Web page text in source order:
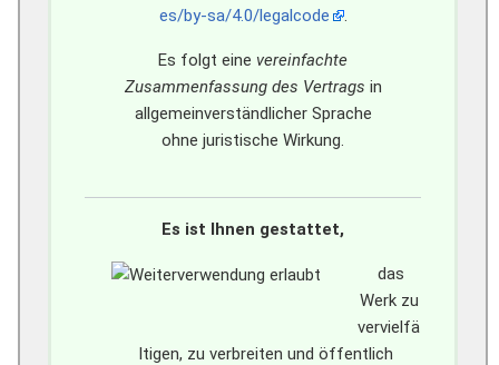
es/by-sa/4.0/legalcode
.
Es folgt eine vereinfachte
Zusammenfassung des Vertrags in
allgemeinverständlicher Sprache
ohne juristische Wirkung.
Es ist Ihnen gestattet,
das
Werk zu
vervielfä
ltigen, zu verbreiten und öffentlich